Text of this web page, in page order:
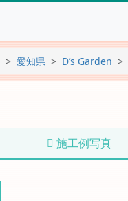
愛知県 D’s Garden
施工例写真